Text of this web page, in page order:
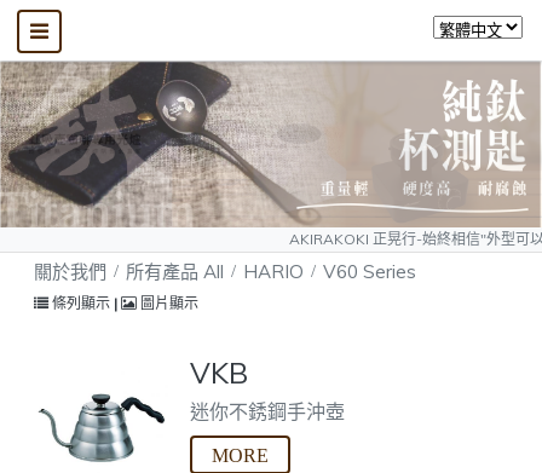
AKIRAKOKI 正晃行-始終相信"外型
關於我們 所有產品 All HARIO V60 Series
條列顯示 | 圖片顯示
VKB
迷你不銹鋼手沖壺